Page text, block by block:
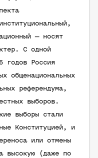
— носят
С одной
годов Россия
общенациональных
референдума,
выборов.
выборы стали
Конституцией, и
или отмены
высокую (даже по